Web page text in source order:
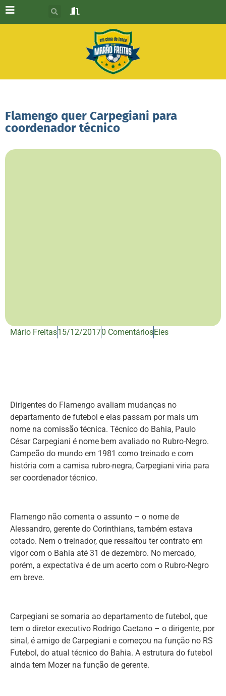
Flamengo quer Carpegiani para
coordenador técnico
Mário Freitas15/12/20170 ComentáriosEles
Dirigentes do Flamengo avaliam mudanças no
departamento de futebol e elas passam por mais um
nome na comissão técnica. Técnico do Bahia, Paulo
César Carpegiani é nome bem avaliado no Rubro-Negro.
Campeão do mundo em 1981 como treinado e com
história com a camisa rubro-negra, Carpegiani viria para
ser coordenador técnico.
Flamengo não comenta o assunto – o nome de
Alessandro, gerente do Corinthians, também estava
cotado. Nem o treinador, que ressaltou ter contrato em
vigor com o Bahia até 31 de dezembro. No mercado,
porém, a expectativa é de um acerto com o Rubro-Negro
em breve.
Carpegiani se somaria ao departamento de futebol, que
tem o diretor executivo Rodrigo Caetano – o dirigente, por
sinal, é amigo de Carpegiani e começou na função no RS
Futebol, do atual técnico do Bahia. A estrutura do futebol
ainda tem Mozer na função de gerente.